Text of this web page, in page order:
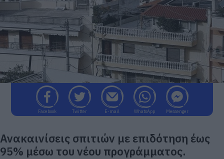
Facebook Twitter E-mail WhatsApp Messenger
Ανακαινίσεις σπιτιών με επιδότηση έως
95% μέσω του νέου προγράμματος.